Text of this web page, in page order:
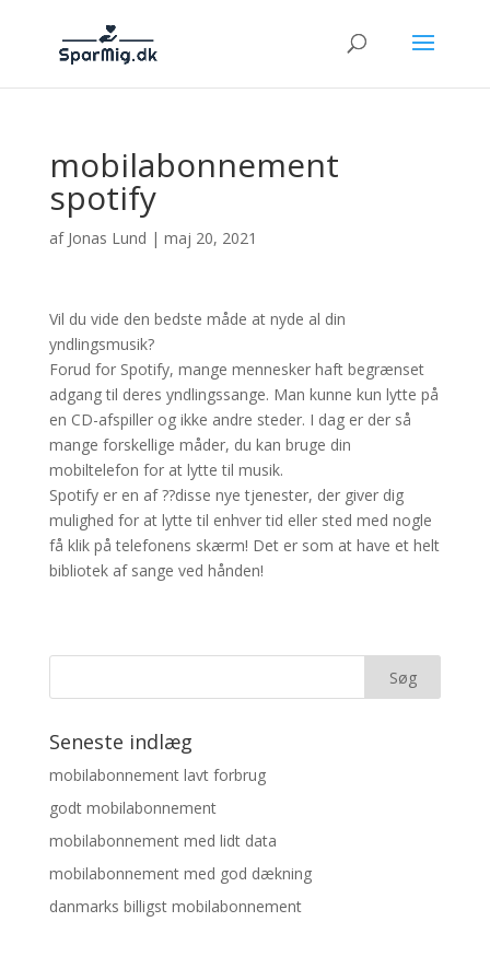
mobilabonnement
spotify
af Jonas Lund | maj 20, 2021
Vil du vide den bedste måde at nyde al din
yndlingsmusik?
Forud for Spotify, mange mennesker haft begrænset
adgang til deres yndlingssange. Man kunne kun lytte på
en CD-afspiller og ikke andre steder. I dag er der så
mange forskellige måder, du kan bruge din
mobiltelefon for at lytte til musik.
Spotify er en af ??disse nye tjenester, der giver dig
mulighed for at lytte til enhver tid eller sted med nogle
få klik på telefonens skærm! Det er som at have et helt
bibliotek af sange ved hånden!
Seneste indlæg
mobilabonnement lavt forbrug
godt mobilabonnement
mobilabonnement med lidt data
mobilabonnement med god dækning
danmarks billigst mobilabonnement